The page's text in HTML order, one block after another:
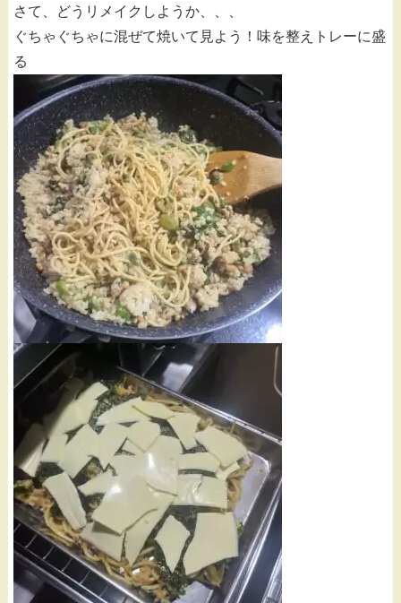
さて、どうリメイクしようか、、、
ぐちゃぐちゃに混ぜて焼いて見よう！味を整えトレーに盛
る